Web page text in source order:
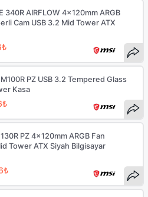
340R AIRFLOW 4x120mm ARGB
Cam USB 3.2 Mid Tower ATX
PZ USB 3.2 Tempered Glass
Kasa
PZ 4x120mm ARGB Fan
Tower ATX Siyah Bilgisayar